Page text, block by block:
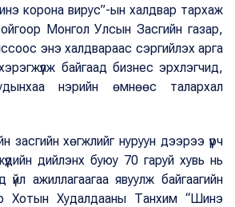
корона вирус”-ын халдвар тархаж
Монгол Улсын Засгийн газар,
энэ халдвараас сэргийлэх арга
байгаад бизнес эрхлэгчид,
нэрийн өмнөөс талархал
засгийн хөгжлийг нуруун дээрээ үүрч
дийлэнх буюу 70 гаруй хувь нь
ажиллагаагаа явуулж байгаагийн
Хотын Худалдааны Танхим “Шинэ